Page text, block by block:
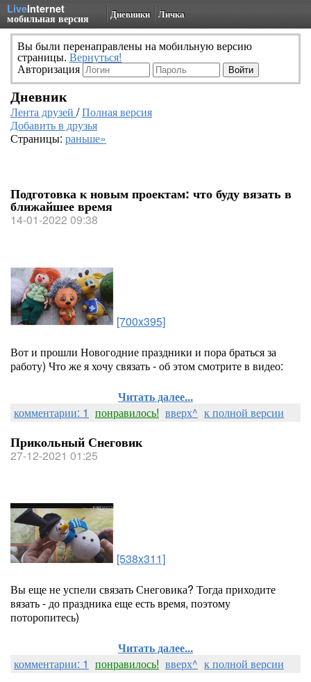
LiveInternet
мобильная версия Дневники Личка
Вы были перенаправлены на мобильную версию
страницы. Вернуться!
Авторизация
Дневник
Лента друзей /Полная версия
Добавить в друзья
Страницы: раньше»
Подготовка к новым проектам: что буду вязать в
ближайшее время
14-01-2022 09:38
[700x395]
Вот и прошли Новогодние праздники и пора браться за
работу) Что же я хочу связать - об этом смотрите в видео:
Читать далее...
комментарии: 1 понравилось! вверх^ к полной версии
Прикольный Снеговик
27-12-2021 01:25
[538x311]
Вы еще не успели связать Снеговика? Тогда приходите
вязать - до праздника еще есть время, поэтому
поторопитесь)
Читать далее...
комментарии: 1 понравилось! вверх^ к полной версии